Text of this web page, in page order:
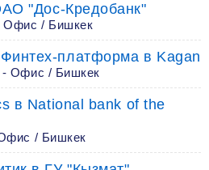
"Дос-Кредобанк"
Офис / Бишкек
платформа в Kagan
- Офис / Бишкек
в National bank of the
/ Бишкек